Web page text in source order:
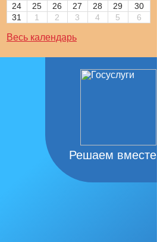
24
25 26 27 28 29
30
31
1 2 3 4 5 6
Весь календарь
Решаем вместе